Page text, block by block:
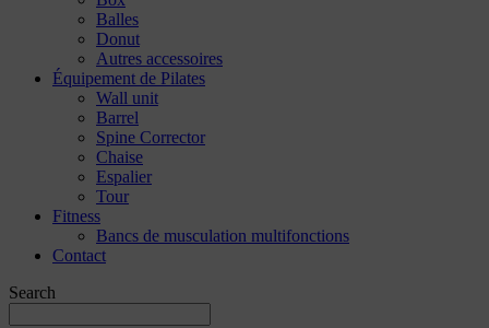
Balles
Donut
Autres accessoires
Équipement de Pilates
Wall unit
Barrel
Spine Corrector
Chaise
Espalier
Tour
Fitness
Bancs de musculation multifonctions
Contact
Search